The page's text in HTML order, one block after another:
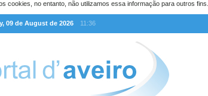
cookies, no entanto, não utilizamos essa informação para outros
09 de August de 2026
11:36